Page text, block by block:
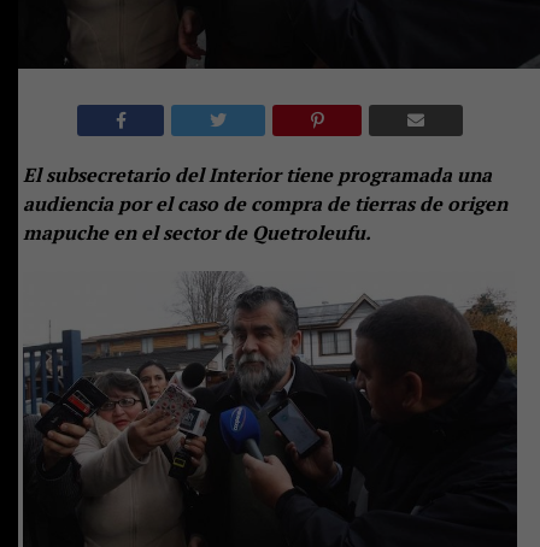
El subsecretario del Interior tiene programada una
audiencia por el caso de compra de tierras de origen
mapuche en el sector de Quetroleufu.